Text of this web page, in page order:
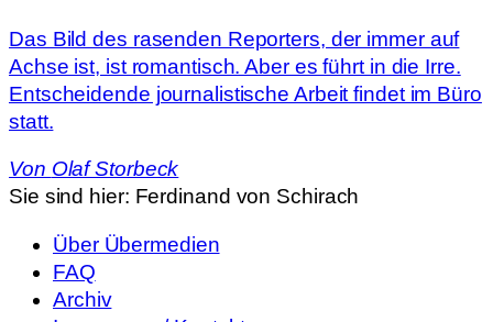
Das Bild des rasenden Reporters, der immer auf
Achse ist, ist romantisch. Aber es führt in die Irre.
Entscheidende journalistische Arbeit findet im Büro
statt.
Von Olaf Storbeck
Sie sind hier: Ferdinand von Schirach
Über Übermedien
FAQ
Archiv